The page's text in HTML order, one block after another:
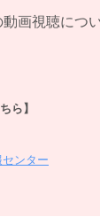
するのですが、
に入り、いつも言
たです。まあま
画視聴につ
ら】
ンター